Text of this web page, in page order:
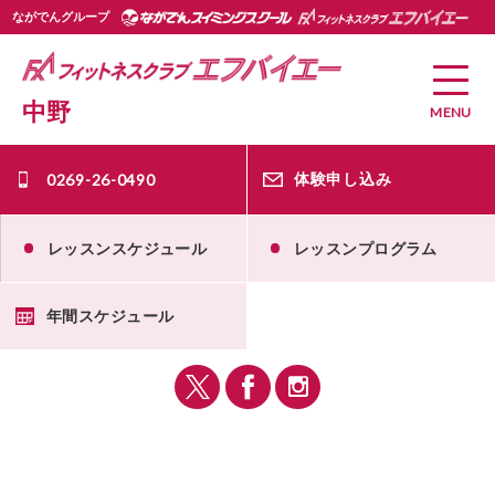
ながでんグループ
中野
0269-26-0490 体験申し込み
MENU
レッスンスケジュール レッスンプログラム
年間スケジュール